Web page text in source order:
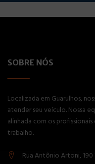
SOBRE NÓS
Localizada em Guarulhos,
atender seu veículo. Nossa
alinhada com os
trabalho.
Rua Antônio Artoni, 190